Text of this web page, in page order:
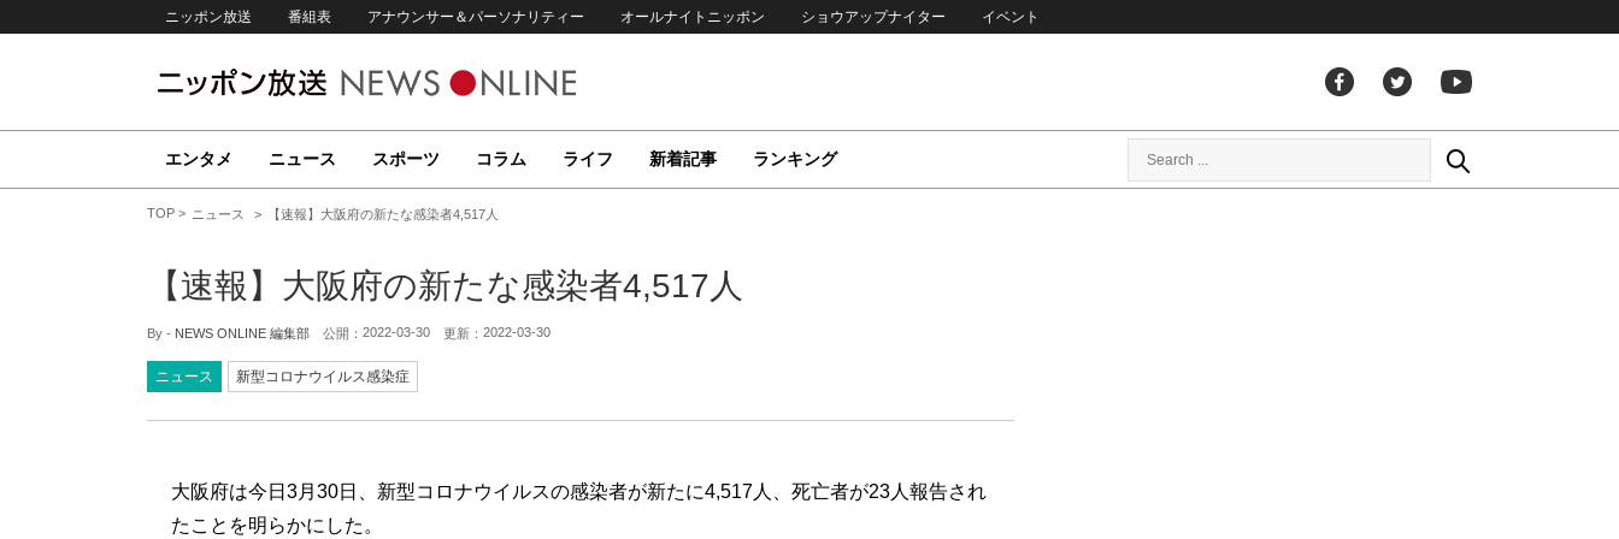
ニッポン放送 番組表 アナウンサー＆パーソナリティー オールナイトニッポン ショウアップナイター イベント
エンタメ ニュース スポーツ コラム ライフ 新着記事 ランキング
TOP ニュース 【速報】大阪府の新たな感染者4,517人
【速報】大阪府の新たな感染者4,517人
By - NEWS ONLINE 編集部 公開： 2022-03-30 更新： 2022-03-30
ニュース 新型コロナウイルス感染症
大阪府は今日3月30日、新型コロナウイルスの感染者が新たに4,517人、死亡者が23人報告され
たことを明らかにした。